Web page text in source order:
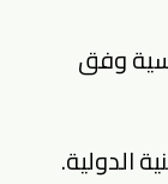
وفق
الدولية.